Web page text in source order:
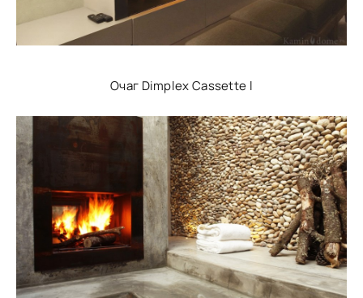
Очаг Dimplex Cassette l